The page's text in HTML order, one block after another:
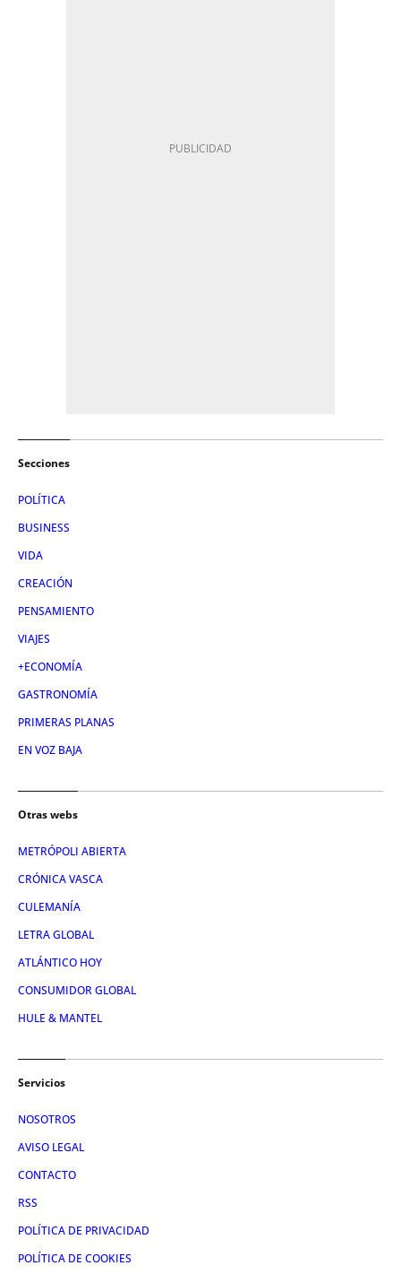
Secciones
POLÍTICA
BUSINESS
VIDA
CREACIÓN
PENSAMIENTO
VIAJES
+ECONOMÍA
GASTRONOMÍA
PRIMERAS PLANAS
EN VOZ BAJA
Otras webs
METRÓPOLI ABIERTA
CRÓNICA VASCA
CULEMANÍA
LETRA GLOBAL
ATLÁNTICO HOY
CONSUMIDOR GLOBAL
HULE & MANTEL
Servicios
NOSOTROS
AVISO LEGAL
CONTACTO
RSS
POLÍTICA DE PRIVACIDAD
POLÍTICA DE COOKIES